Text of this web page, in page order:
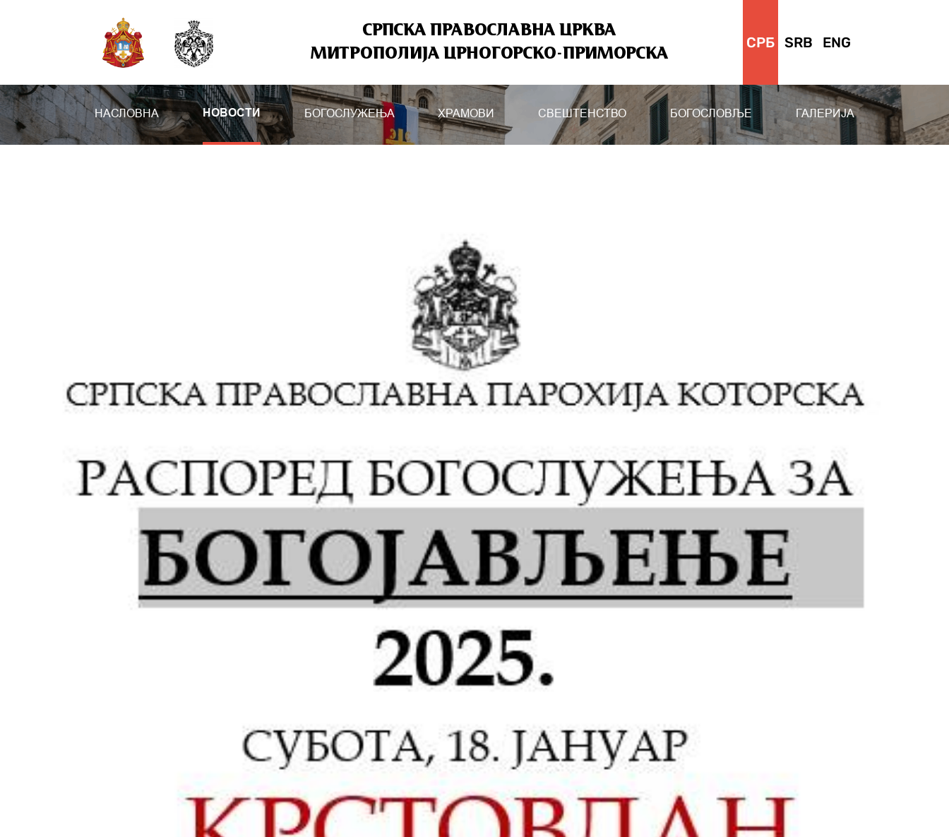
СРПСКА ПРАВОСЛАВНА ЦРКВА
МИТРОПОЛИЈА ЦРНОГОРСКО-ПРИМОРСКА
СРБ SRB ENG
НАСЛОВНА НОВОСТИ БОГОСЛУЖЕЊА ХРАМОВИ СВЕШТЕНСТВО БОГОСЛОВЉЕ ГАЛЕРИЈА